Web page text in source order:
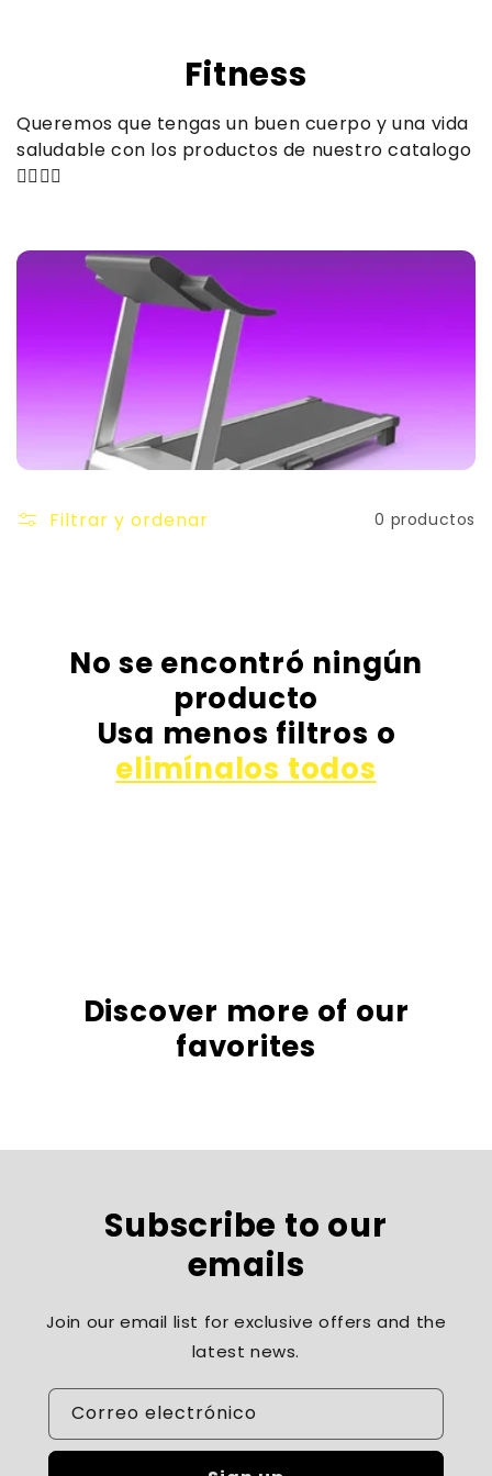
C
o
l
c
i
ó
n
:
Fitness
Queremos que tengas un buen cuerpo y una vida
saludable con los productos de nuestro catalogo
🏋️‍♂️🏋️‍♀️
Filtrar y ordenar 0 productos
No se encontró ningún
producto
Usa menos filtros o
elimínalos todos
Discover more of our
favorites
Subscribe to our
emails
Join our email list for exclusive offers and the
latest news.
Correo electrónico